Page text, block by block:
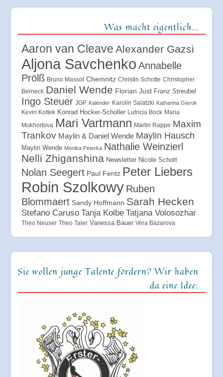
Was macht eigentlich…
Aaron van Cleave Alexander Gazsi
Aljona Savchenko Annabelle
Prölß Bruno Massot Chemnitz Christin Schotte Christopher
Berneck Daniel Wende Florian Just Franz Streubel
Ingo Steuer JGP Kalender Karolin Salatzki Katharina Gierok
Kevin Kottek Konrad Hocker-Scholler Lutricia Bock Maria
Mukhortova Mari Vartmann Martin Rappe Maxim
Trankov Maylin & Daniel Wende Maylin Hausch
Maylin Wende Monika Peterka Nathalie Weinzierl
Nelli Zhiganshina Newsletter Nicole Schott
Nolan Seegert Paul Fentz Peter Liebers
Robin Szolkowy Ruben
Blommaert Sandy Hoffmann Sarah Hecken
Stefano Caruso Tanja Kolbe Tatjana Volosozhar
Theo Neuser Theo Taler Vanessa Bauer Vera Bazarova
Sie wollen junge Talente fördern? Wir haben
da eine Idee: